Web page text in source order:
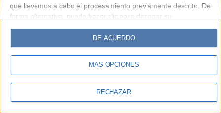
que llevemos a cabo el procesamiento previamente descrito. De
forma alternativa, puede hacer clic para denegar su
cambiar sus preferencias antes de otorgar su consentimiento.
Tenga en cuenta que algún procesamiento de sus datos
personales puede no requerir de su consentimiento, pero usted
tiene el derecho de rechazar tal procesamiento. Sus
sus preferencias o retirar su consentimiento en cualquier
MÁS OPCIONES
RECHAZAR
DE ACUERDO